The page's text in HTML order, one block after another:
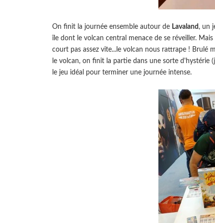
On finit la journée ensemble autour de Lavaland , un
île dont le volcan central menace de se réveiller.
court pas assez vite...le volcan nous rattrape ! Brulé
le volcan, on finit la partie dans une sorte d'hystérie
le jeu idéal pour terminer une journée intense.